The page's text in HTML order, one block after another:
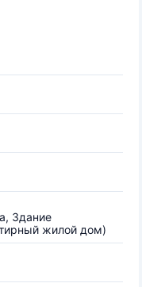
Здание
жилой дом)